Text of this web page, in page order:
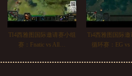
TI4西雅图国际邀请赛小组
赛：Fnatic vs All…
Ti4西雅图国际邀
循环赛：EG